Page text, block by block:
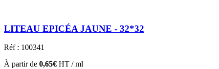
LITEAU EPICÉA JAUNE - 32*32
Réf : 100341
À partir de 0,65€ HT / ml